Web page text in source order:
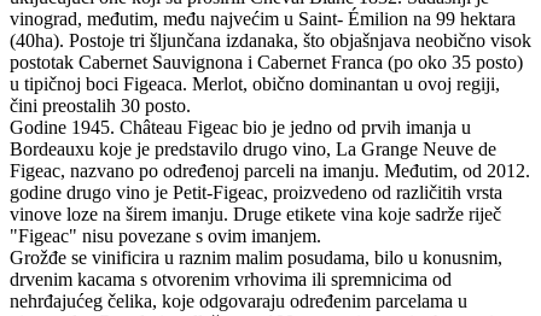
vinograd, međutim, među najvećim u Saint- Émilion na 99 hektara
(40ha). Postoje tri šljunčana izdanaka, što objašnjava neobično visok
postotak Cabernet Sauvignona i Cabernet Franca (po oko 35 posto)
u tipičnoj boci Figeaca. Merlot, obično dominantan u ovoj regiji,
čini preostalih 30 posto.
Godine 1945. Château Figeac bio je jedno od prvih imanja u
Bordeauxu koje je predstavilo drugo vino, La Grange Neuve de
Figeac, nazvano po određenoj parceli na imanju. Međutim, od 2012.
godine drugo vino je Petit-Figeac, proizvedeno od različitih vrsta
vinove loze na širem imanju. Druge etikete vina koje sadrže riječ
"Figeac" nisu povezane s ovim imanjem.
Grožđe se vinificira u raznim malim posudama, bilo u konusnim,
drvenim kacama s otvorenim vrhovima ili spremnicima od
nehrđajućeg čelika, koje odgovaraju određenim parcelama u